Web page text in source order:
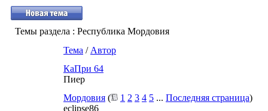
Темы раздела : Республика Мордовия
Тема / Автор
КаПри 64
Пиер
Мордовия ( 1 2 3 4 5 ... Последняя страница)
eclipse86